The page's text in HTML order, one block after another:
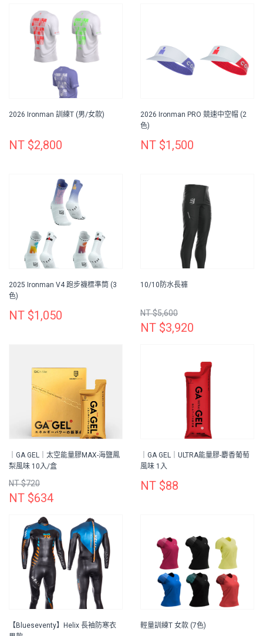
2026 Ironman 訓練T (男/女款)
NT $2,800
2026 Ironman PRO 競速中空帽 (2
色)
NT $1,500
2025 Ironman V4 跑步襪標準筒 (3
色)
NT $1,050
10/10防水長褲
NT $5,600
NT $3,920
｜GA GEL｜太空能量膠MAX-海鹽鳳
梨風味 10入/盒
NT $720
NT $634
｜GA GEL｜ULTRA能量膠-麝香葡萄
風味 1入
NT $88
【Blueseventy】Helix 長袖防寒衣
輕量訓練T 女款 (7色)